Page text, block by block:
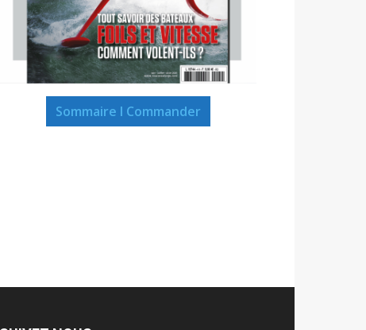
Sommaire I Commander